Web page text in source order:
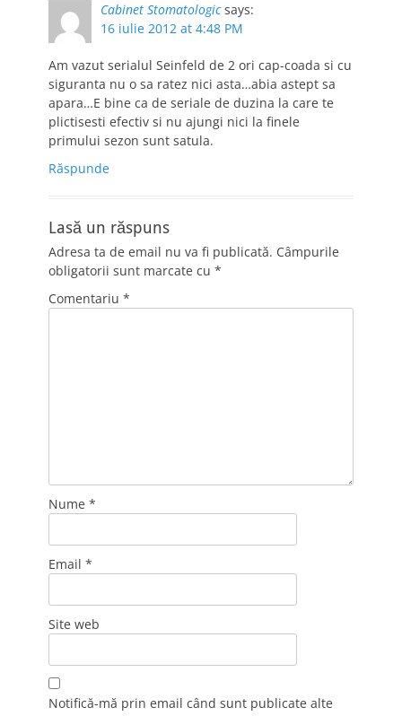
Cabinet Stomatologic says:
16 iulie 2012 at 4:48 PM
Am vazut serialul Seinfeld de 2 ori cap-coada si cu
siguranta nu o sa ratez nici asta…abia astept sa
apara…E bine ca de seriale de duzina la care te
plictisesti efectiv si nu ajungi nici la finele
primului sezon sunt satula.
Răspunde
Lasă un răspuns
Adresa ta de email nu va fi publicată. Câmpurile
obligatorii sunt marcate cu *
Comentariu *
Nume *
Email *
Site web
Notifică-mă prin email când sunt publicate alte